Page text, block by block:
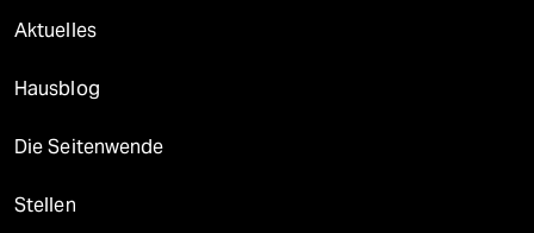
Aktuelles
Hausblog
Die Seitenwende
Stellen